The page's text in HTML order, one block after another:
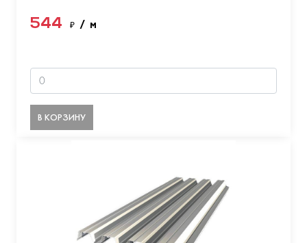
544 ₽ / м
В КОРЗИНУ